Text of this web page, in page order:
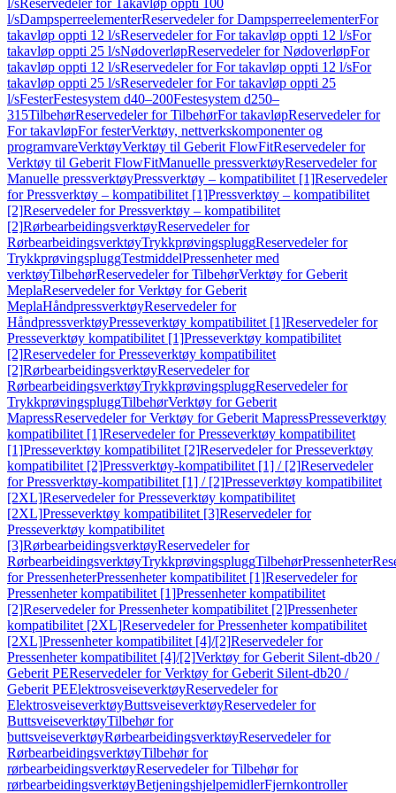
l/sReservedeler for Takavløp oppti 100
l/sDampsperreelementerReservedeler for DampsperreelementerFor
takavløp oppti 12 l/sReservedeler for For takavløp oppti 12 l/sFor
takavløp oppti 25 l/sNødoverløpReservedeler for NødoverløpFor
takavløp oppti 12 l/sReservedeler for For takavløp oppti 12 l/sFor
takavløp oppti 25 l/sReservedeler for For takavløp oppti 25
l/sFesterFestesystem d40–200Festesystem d250–
315TilbehørReservedeler for TilbehørFor takavløpReservedeler for
For takavløpFor festerVerktøy, nettverkskomponenter og
programvareVerktøyVerktøy til Geberit FlowFitReservedeler for
Verktøy til Geberit FlowFitManuelle pressverktøyReservedeler for
Manuelle pressverktøyPressverktøy – kompatibilitet [1]Reservedeler
for Pressverktøy – kompatibilitet [1]Pressverktøy – kompatibilitet
[2]Reservedeler for Pressverktøy – kompatibilitet
[2]RørbearbeidingsverktøyReservedeler for
RørbearbeidingsverktøyTrykkprøvingspluggReservedeler for
TrykkprøvingspluggTestmiddelPressenheter med
verktøyTilbehørReservedeler for TilbehørVerktøy for Geberit
MeplaReservedeler for Verktøy for Geberit
MeplaHåndpressverktøyReservedeler for
HåndpressverktøyPresseverktøy kompatibilitet [1]Reservedeler for
Presseverktøy kompatibilitet [1]Presseverktøy kompatibilitet
[2]Reservedeler for Presseverktøy kompatibilitet
[2]RørbearbeidingsverktøyReservedeler for
RørbearbeidingsverktøyTrykkprøvingspluggReservedeler for
TrykkprøvingspluggTilbehørVerktøy for Geberit
MapressReservedeler for Verktøy for Geberit MapressPresseverktøy
kompatibilitet [1]Reservedeler for Presseverktøy kompatibilitet
[1]Presseverktøy kompatibilitet [2]Reservedeler for Presseverktøy
kompatibilitet [2]Pressverktøy-kompatibilitet [1] / [2]Reservedeler
for Pressverktøy-kompatibilitet [1] / [2]Presseverktøy kompatibilitet
[2XL]Reservedeler for Presseverktøy kompatibilitet
[2XL]Presseverktøy kompatibilitet [3]Reservedeler for
Presseverktøy kompatibilitet
[3]RørbearbeidingsverktøyReservedeler for
RørbearbeidingsverktøyTrykkprøvingspluggTilbehørPressenheter
for PressenheterPressenheter kompatibilitet [1]Reservedeler for
Pressenheter kompatibilitet [1]Pressenheter kompatibilitet
[2]Reservedeler for Pressenheter kompatibilitet [2]Pressenheter
kompatibilitet [2XL]Reservedeler for Pressenheter kompatibilitet
[2XL]Pressenheter kompatibilitet [4]/[2]Reservedeler for
Pressenheter kompatibilitet [4]/[2]Verktøy for Geberit Silent-db20 /
Geberit PEReservedeler for Verktøy for Geberit Silent-db20 /
Geberit PEElektrosveiseverktøyReservedeler for
ElektrosveiseverktøyButtsveiseverktøyReservedeler for
ButtsveiseverktøyTilbehør for
buttsveiseverktøyRørbearbeidingsverktøyReservedeler for
RørbearbeidingsverktøyTilbehør for
rørbearbeidingsverktøyReservedeler for Tilbehør for
rørbearbeidingsverktøyBetjeningshjelpemidlerFjernkontroller